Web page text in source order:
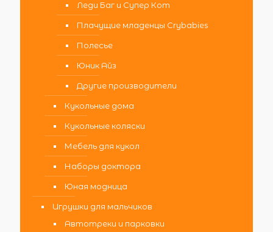
Леди Баг и Супер Кот
Плачущие младенцы Crybabies
Полесье
Юник Айз
Другие производители
Кукольные дома
Кукольные коляски
Мебель для кукол
Наборы доктора
Юная модница
Игрушки для мальчиков
Автотреки и парковки